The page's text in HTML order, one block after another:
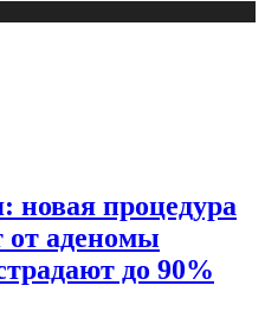
новая процедура
от аденомы
до 90%